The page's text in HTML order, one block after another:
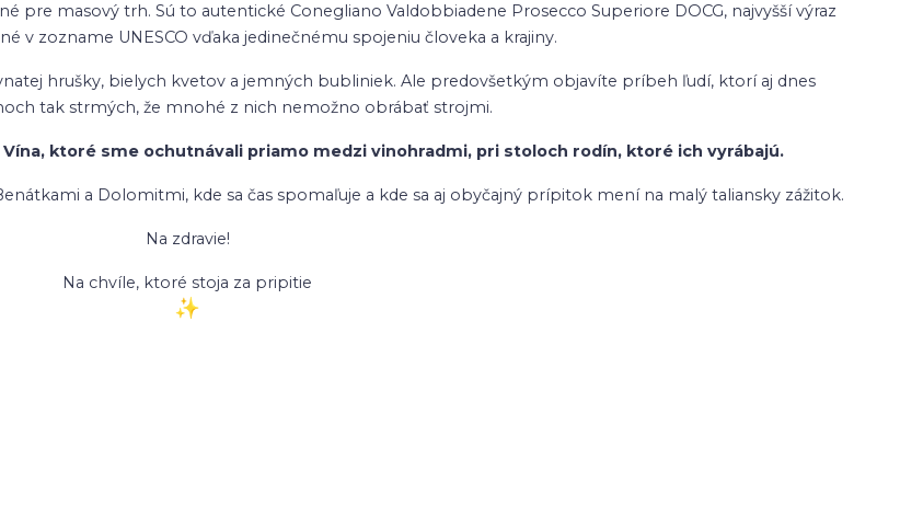
pre masový trh. Sú to autentické Conegliano Valdobbiadene Prosecco Superiore DOCG, najvyšší výraz
v zozname UNESCO vďaka jedinečnému spojeniu človeka a krajiny.
hrušky, bielych kvetov a jemných bubliniek. Ale predovšetkým objavíte príbeh ľudí, ktorí aj dnes
tak strmých, že mnohé z nich nemožno obrábať strojmi.
ktoré sme ochutnávali priamo medzi vinohradmi, pri stoloch rodín, ktoré ich vyrábajú.
a Dolomitmi, kde sa čas spomaľuje a kde sa aj obyčajný prípitok mení na malý taliansky zážitok.
Na zdravie!
Na chvíle, ktoré stoja za pripitie